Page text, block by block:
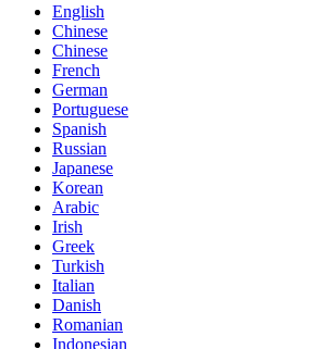
English
Chinese
Chinese
French
German
Portuguese
Spanish
Russian
Japanese
Korean
Arabic
Irish
Greek
Turkish
Italian
Danish
Romanian
Indonesian